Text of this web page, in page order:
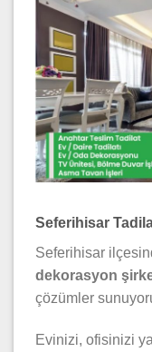
Seferihisar
Seferihisar
dekorasyon
çözümler
Evinizi, ofisinizi